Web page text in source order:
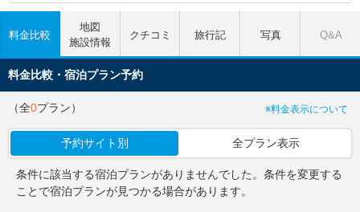
料金比較
地図
施設情報
クチコミ 旅行記 写真 Q&A
料金比較・宿泊プラン予約
（全0プラン） ※料金表示について
予約サイト別 全プラン表示
条件に該当する宿泊プランがありませんでした。条件を変更する
ことで宿泊プランが見つかる場合があります。